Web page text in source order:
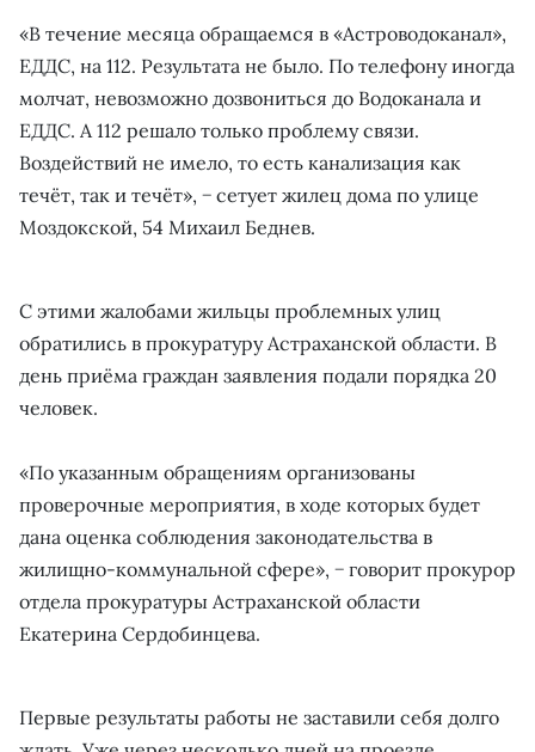
«В течение месяца обращаемся в «Астроводоканал»,
ЕДДС, на 112. Результата не было. По телефону иногда
молчат, невозможно дозвониться до Водоканала и
ЕДДС. А 112 решало только проблему связи.
Воздействий не имело, то есть канализация как
течёт, так и течёт», − сетует жилец дома по улице
Моздокской, 54 Михаил Беднев.
С этими жалобами жильцы проблемных улиц
обратились в прокуратуру Астраханской области. В
день приёма граждан заявления подали порядка 20
человек.
«По указанным обращениям организованы
проверочные мероприятия, в ходе которых будет
дана оценка соблюдения законодательства в
жилищно-коммунальной сфере», − говорит прокурор
отдела прокуратуры Астраханской области
Екатерина Сердобинцева.
Первые результаты работы не заставили себя долго